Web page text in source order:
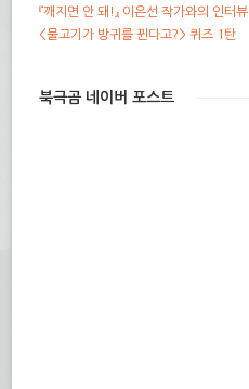
『깨지면 안 돼!』 이은선 작가와의 인터뷰
<물고기가 방귀를 뀐다고?> 퀴즈 1탄
북극곰 네이버 포스트